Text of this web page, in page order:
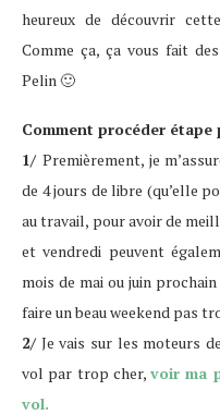
heureux de découvrir
Comme ça, ça vous fait
Pelin 🙂
Comment procéder étape
1/ Premièrement, je
de 4 jours de libre (qu’elle
au travail, pour avoir de
et vendredi peuvent
mois de mai ou juin
faire un beau weekend pas
2/ Je vais sur les moteurs
vol par trop cher,voir ma
vol.